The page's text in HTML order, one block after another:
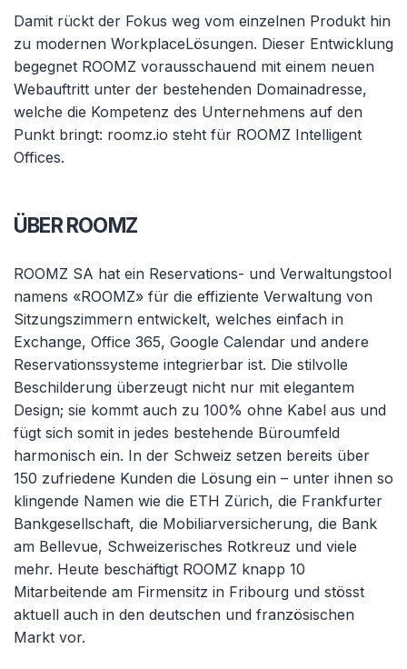
Damit rückt der Fokus weg vom einzelnen Produkt hin
zu modernen WorkplaceLösungen. Dieser Entwicklung
begegnet ROOMZ vorausschauend mit einem neuen
Webauftritt unter der bestehenden Domainadresse,
welche die Kompetenz des Unternehmens auf den
Punkt bringt: roomz.io steht für ROOMZ Intelligent
Offices.
ÜBER ROOMZ
ROOMZ SA hat ein Reservations- und Verwaltungstool
namens «ROOMZ» für die effiziente Verwaltung von
Sitzungszimmern entwickelt, welches einfach in
Exchange, Office 365, Google Calendar und andere
Reservationssysteme integrierbar ist. Die stilvolle
Beschilderung überzeugt nicht nur mit elegantem
Design; sie kommt auch zu 100% ohne Kabel aus und
fügt sich somit in jedes bestehende Büroumfeld
harmonisch ein. In der Schweiz setzen bereits über
150 zufriedene Kunden die Lösung ein – unter ihnen so
klingende Namen wie die ETH Zürich, die Frankfurter
Bankgesellschaft, die Mobiliarversicherung, die Bank
am Bellevue, Schweizerisches Rotkreuz und viele
mehr. Heute beschäftigt ROOMZ knapp 10
Mitarbeitende am Firmensitz in Fribourg und stösst
aktuell auch in den deutschen und französischen
Markt vor.